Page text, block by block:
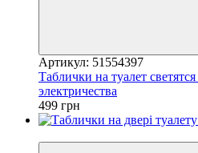
Артикул: 51554397
Таблички на туалет
электричества
499 грн